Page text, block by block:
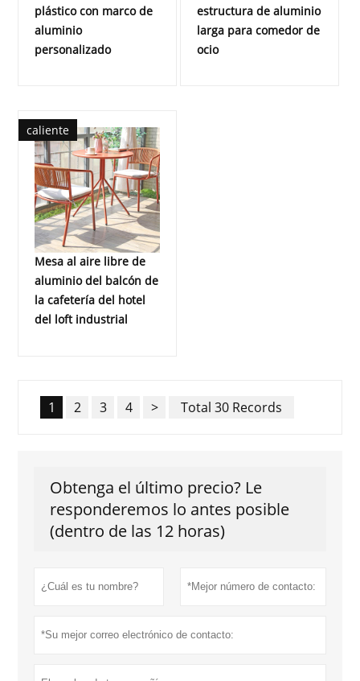
plástico con marco de
aluminio
personalizado
estructura de aluminio
larga para comedor de
ocio
caliente
Mesa al aire libre de
aluminio del balcón de
la cafetería del hotel
del loft industrial
1 2 3 4 > Total 30 Records
Obtenga el último precio? Le
responderemos lo antes posible
(dentro de las 12 horas)